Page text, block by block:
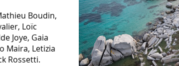
Boudin,
Loïc
Joye, Gaia
Maira, Letizia
Rossetti.